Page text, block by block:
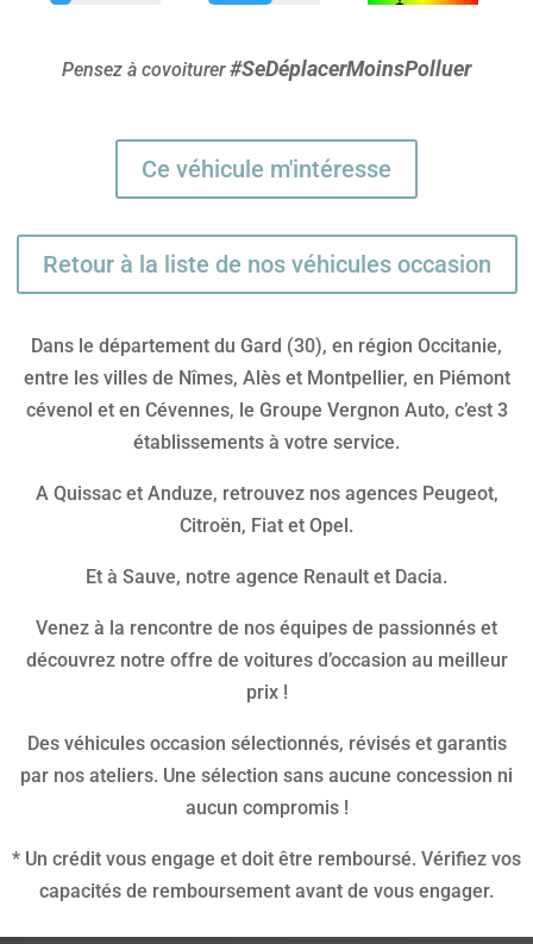
Pensez à covoiturer#SeDéplacerMoinsPolluer
Ce véhicule m'intéresse
Retour à la liste de nos véhicules occasion
Dans le département du Gard (30), en région Occitanie,
entre les villes de Nîmes, Alès et Montpellier, en Piémont
cévenol et en Cévennes, le Groupe Vergnon Auto, c’est 3
établissements à votre service.
A Quissac et Anduze, retrouvez nos agences Peugeot,
Citroën, Fiat et Opel.
Et à Sauve, notre agence Renault et Dacia.
Venez à la rencontre de nos équipes de passionnés et
découvrez notre offre de voitures d’occasion au meilleur
prix !
Des véhicules occasion sélectionnés, révisés et garantis
par nos ateliers. Une sélection sans aucune concession ni
aucun compromis !
* Un crédit vous engage et doit être remboursé. Vérifiez vos
capacités de remboursement avant de vous engager.